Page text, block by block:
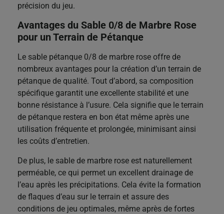
précision du jeu.
Avantages du Sable 0/8 de Marbre Rose
pour un Terrain de Pétanque
Le sable pétanque 0/8 de marbre rose offre de
nombreux avantages pour la création d’un terrain de
pétanque de qualité. Tout d’abord, sa composition
spécifique garantit une excellente stabilité et une
bonne résistance à l’usure. Cela signifie que le terrain
de pétanque restera en bon état même après une
utilisation fréquente et prolongée, minimisant ainsi
les coûts d’entretien.
De plus, le sable de marbre rose est naturellement
perméable, ce qui permet un excellent drainage de
l’eau après les précipitations. Cela évite la formation
de flaques d’eau sur le terrain et assure des
conditions de jeu optimales, même après de fortes